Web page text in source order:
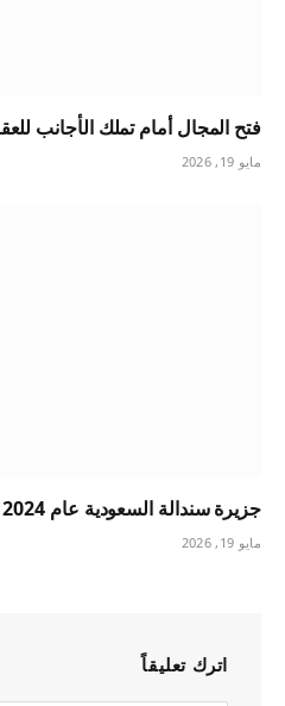
فتح المجال أمام تملك الأجانب
مايو 19, 2026
جزيرة سندالة السعودية عام 2024
مايو 19, 2026
اترك تعليقاً